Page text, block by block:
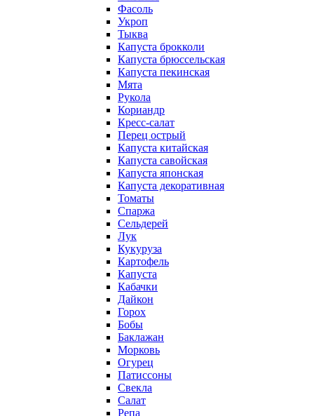
Фасоль
Укроп
Тыква
Капуста брокколи
Капуста брюссельская
Капуста пекинская
Мята
Рукола
Кориандр
Кресс-салат
Перец острый
Капуста китайская
Капуста савойская
Капуста японская
Капуста декоративная
Томаты
Спаржа
Сельдерей
Лук
Кукуруза
Картофель
Капуста
Кабачки
Дайкон
Горох
Бобы
Баклажан
Морковь
Огурец
Патиссоны
Свекла
Салат
Репа